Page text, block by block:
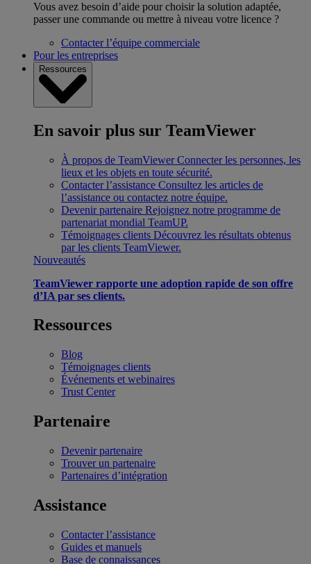
Vous avez besoin d’aide pour choisir la solution adaptée,
passer une commande ou mettre à niveau votre licence ?
Contacter l’équipe commerciale
Pour les entreprises
Ressources
En savoir plus sur TeamViewer
À propos de TeamViewer Connecter les personnes, les
lieux et les objets en toute sécurité.
Contacter l’assistance Consultez les articles de
l’assistance ou contactez notre équipe.
Devenir partenaire Rejoignez notre programme de
partenariat mondial TeamUP.
Témoignages clients Découvrez les résultats obtenus
par les clients TeamViewer.
Nouveautés
TeamViewer rapporte une adoption rapide de son offre
d’IA par ses clients.
Ressources
Blog
Témoignages clients
Événements et webinaires
Trust Center
Partenaire
Devenir partenaire
Trouver un partenaire
Partenaires d’intégration
Assistance
Contacter l’assistance
Guides et manuels
Base de connaissances